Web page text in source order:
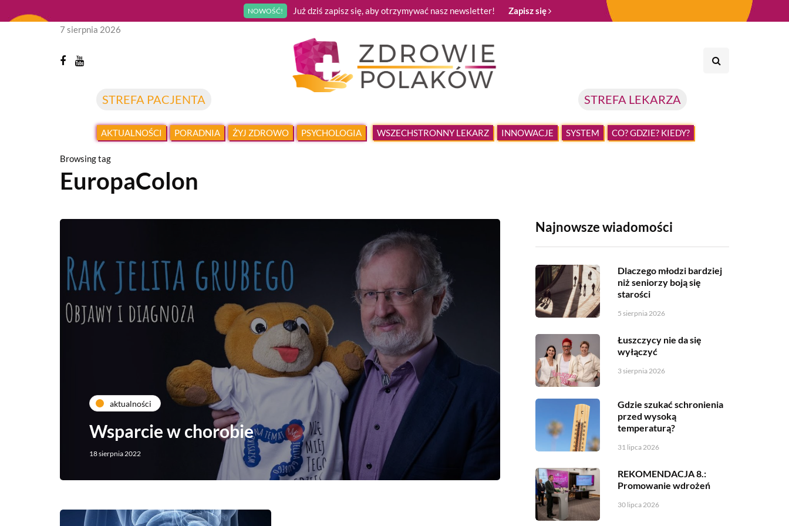
NOWOŚĆ! Już dziś zapisz się, aby otrzymywać nasz newsletter! Zapisz się
STREFA PACJENTA STREFA LEKARZA
7 sierpnia 2026
AKTUALNOŚCI PORADNIA ŻYJ ZDROWO PSYCHOLOGIA WSZECHSTRONNY LEKARZ INNOWACJE SYSTEM CO? GDZIE? KIEDY?
Browsing tag
EuropaColon
aktualności
Wsparcie w chorobie
18 sierpnia 2022
Najnowsze wiadomości
Dlaczego młodzi bardziej
niż seniorzy boją się
starości
5 sierpnia 2026
Łuszczycy nie da się
wyłączyć
3 sierpnia 2026
Gdzie szukać schronienia
przed wysoką
temperaturą?
31 lipca 2026
REKOMENDACJA 8.:
Promowanie wdrożeń
30 lipca 2026